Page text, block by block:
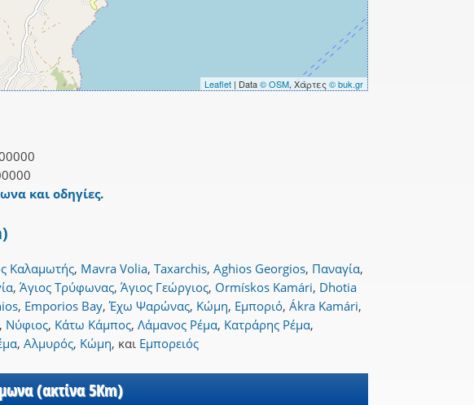
Leaflet| Data© OSM, Χάρτες © buk.gr
και οδηγίες.
Καλαμωτής, Mavra Volia, Taxarchis, Aghios Georgios, Παναγία,
, Άγιος Τρύφωνας, Άγιος Γεώργιος, Ormískos Kamári, Dhotia
, Emporios Bay,Έχω Ψαρώνας, Κώμη, Εμποριό, Ákra Kamári,
, Νύφιος, Κάτω Κάμπος, Λάμανος Ρέμα, Κατράρης Ρέμα,
, Αλμυρός, Κώμη, και Εμπορειός
(ακτίνα 5Km)